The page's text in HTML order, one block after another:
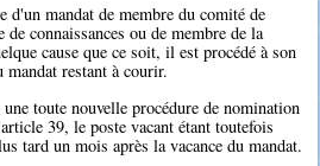
d'un mandat de membre du comité de
connaissances ou de membre de la
cause que ce soit, il est procédé à son
mandat restant à courir.
toute nouvelle procédure de nomination
39, le poste vacant étant toutefois
tard un mois après la vacance du mandat.